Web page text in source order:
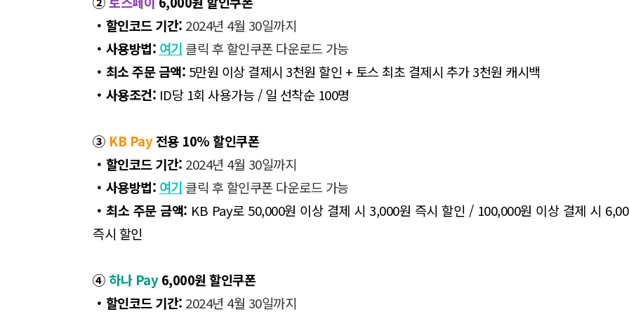
・할인코드 기간: 2024년 4월 30일까지
・사용방법: 여기 클릭 후 할인쿠폰 다운로드 가능
・ 최소 주문 금액: 5만원 이상 결제시 3천원 할인 + 토스 최초 결제시 추가 3천원 캐시백
・사용조건: ID당 1회 사용가능 / 일 선착순 100명
③ KB Pay전용 10% 할인쿠폰
・할인코드 기간: 2024년 4월 30일까지
・사용방법: 여기 클릭 후 할인쿠폰 다운로드 가능
・최소 주문 금액: KB Pay로 50,000원 이상 결제 시 3,000원 즉시 할인 / 100,000원 이상 결제 시
즉시 할인
④하나 Pay 6,000원 할인쿠폰
・할인코드 기간: 2024년 4월 30일까지